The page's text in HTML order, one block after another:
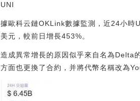
UNI
據歐科云鏈OKLink數據監測，近24小時
美元，較前日增長453%。
造成異常增長的原因似乎來自名為Delta
方面也更換了合約，并將代幣名稱改為